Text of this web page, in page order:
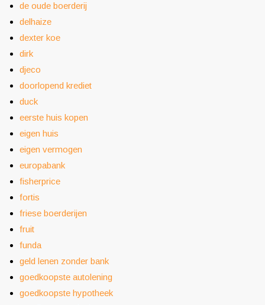
de oude boerderij
delhaize
dexter koe
dirk
djeco
doorlopend krediet
duck
eerste huis kopen
eigen huis
eigen vermogen
europabank
fisherprice
fortis
friese boerderijen
fruit
funda
geld lenen zonder bank
goedkoopste autolening
goedkoopste hypotheek